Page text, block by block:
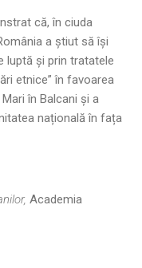
că, în ciuda
a știut să își
luptă și prin tratatele
etnice” în favoarea
în Balcani și a
națională în fața
Academia